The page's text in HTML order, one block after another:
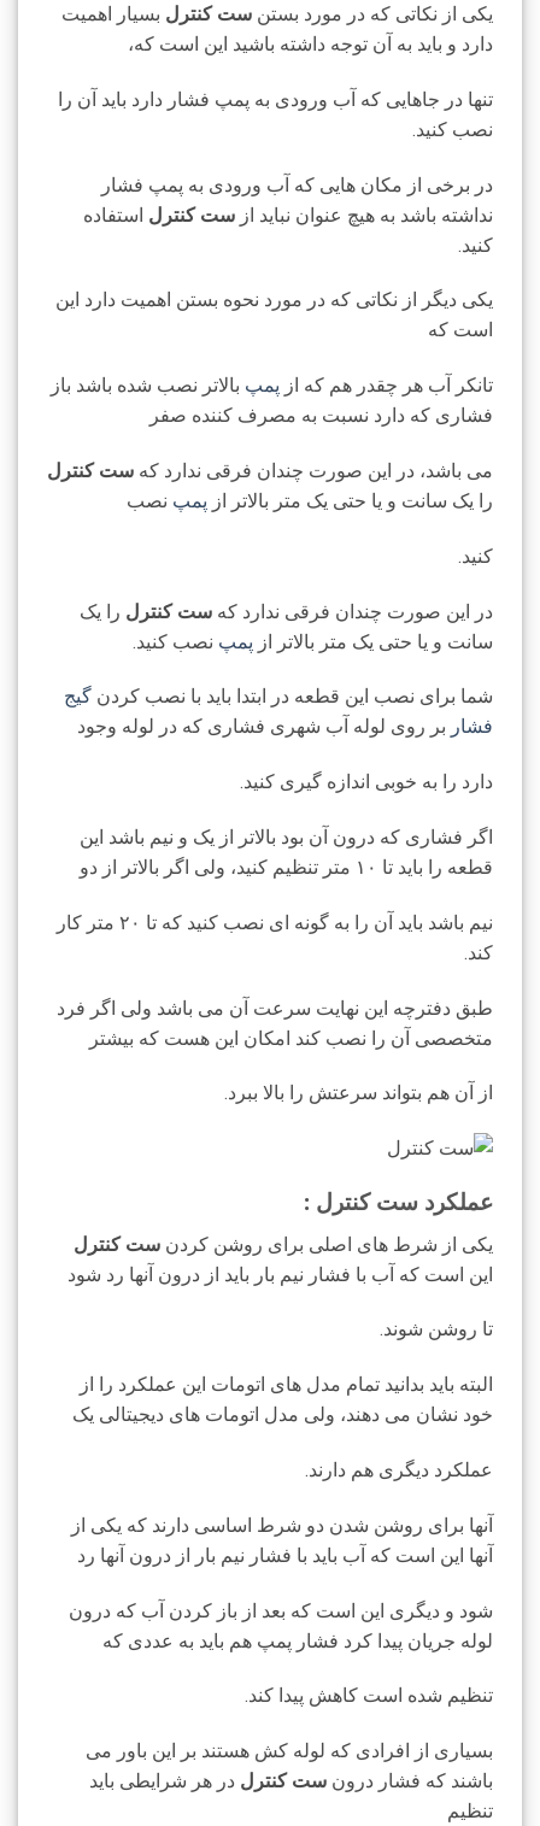
یکی از نکاتی که در مورد بستن ست کنترل بسیار اهمیت
دارد و باید به آن توجه داشته باشید این است که،
تنها در جاهایی که آب ورودی به پمپ فشار دارد باید آن را
نصب کنید.
در برخی از مکان هایی که آب ورودی به پمپ فشار
نداشته باشد به هیچ عنوان نباید از ست کنترل استفاده
کنید.
یکی دیگر از نکاتی که در مورد نحوه بستن اهمیت دارد این
است که
تانکر آب هر چقدر هم که از پمپ بالاتر نصب شده باشد باز
فشاری که دارد نسبت به مصرف کننده صفر
می باشد، در این صورت چندان فرقی ندارد که ست کنترل
را یک سانت و یا حتی یک متر بالاتر از پمپ نصب
کنید.
در این صورت چندان فرقی ندارد که ست کنترل را یک
سانت و یا حتی یک متر بالاتر از پمپ نصب کنید.
شما برای نصب این قطعه در ابتدا باید با نصب کردن گیج
فشار بر روی لوله آب شهری فشاری که در لوله وجود
دارد را به خوبی اندازه گیری کنید.
اگر فشاری که درون آن بود بالاتر از یک و نیم باشد این
قطعه را باید تا ۱۰ متر تنظیم کنید، ولی اگر بالاتر از دو
نیم باشد باید آن را به گونه ای نصب کنید که تا ۲۰ متر کار
کند.
طبق دفترچه این نهایت سرعت آن می باشد ولی اگر فرد
متخصصی آن را نصب کند امکان این هست که بیشتر
از آن هم بتواند سرعتش را بالا ببرد.
عملکرد ست کنترل :
یکی از شرط های اصلی برای روشن کردن ست کنترل
این است که آب با فشار نیم بار باید از درون آنها رد شود
تا روشن شوند.
البته باید بدانید تمام مدل های اتومات این عملکرد را از
خود نشان می دهند، ولی مدل اتومات های دیجیتالی یک
عملکرد دیگری هم دارند.
آنها برای روشن شدن دو شرط اساسی دارند که یکی از
آنها این است که آب باید با فشار نیم بار از درون آنها رد
شود و دیگری این است که بعد از باز کردن آب که درون
لوله جریان پیدا کرد فشار پمپ هم باید به عددی که
تنظیم شده است کاهش پیدا کند.
بسیاری از افرادی که لوله کش هستند بر این باور می
باشند که فشار درون ست کنترل در هر شرایطی باید
تنظیم